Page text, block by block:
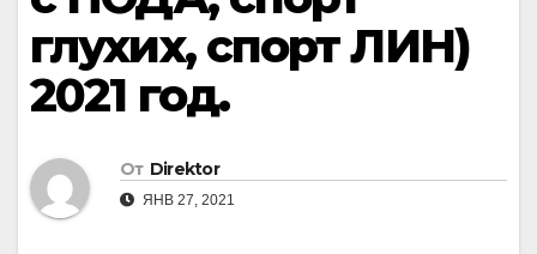
глухих, спорт ЛИН)
2021 год.
От Direktor
ЯНВ 27, 2021